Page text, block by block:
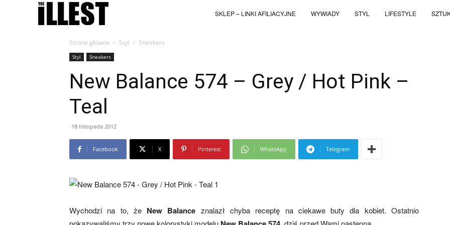
SKLEP – LINKI AFILIACYJNE WYWIADY STYL LIFESTYLE
Strona główna Styl Sneakers
Styl Sneakers
New Balance 574 – Grey / Hot Pink –
Teal
18 listopada 2012
Facebook X Pinterest WhatsApp Telegram
Wychodzi na to, że New Balance znalazł chyba receptę na ciekawe buty dla kobiet. Ostatnio